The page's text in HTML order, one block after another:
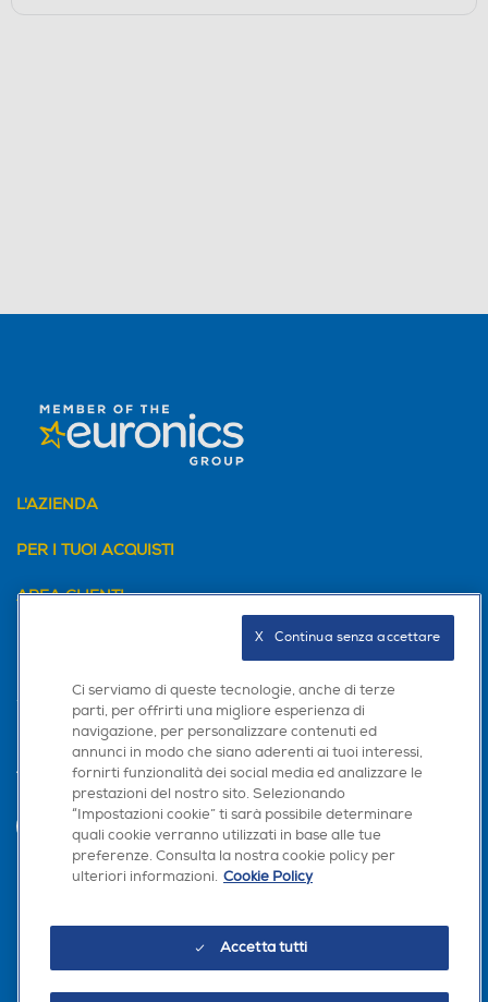
Hai bisogno di un
suggerimento su cosa
acquistare?
Chatta con RONICS
L'AZIENDA
PER I TUOI ACQUISTI
AREA CLIENTI
Trova negozio
Ci serviamo di queste tecnologie, anche di terze
parti, per offrirti una migliore esperienza di
navigazione, per personalizzare contenuti ed
annunci in modo che siano aderenti ai tuoi interessi,
fornirti funzionalità dei social media ed analizzare le
prestazioni del nostro sito. Selezionando
“Impostazioni cookie” ti sarà possibile determinare
quali cookie verranno utilizzati in base alle tue
preferenze. Consulta la nostra cookie policy per
ulteriori informazioni. Cookie Policy
Accetta tutti
X   Continua senza accettare